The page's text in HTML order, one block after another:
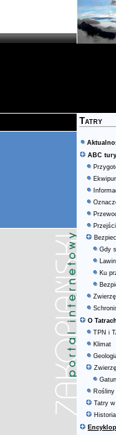
Tatry
ABC
Gdy
Ku
O Tatrach
TPN i
Klimat
Rośliny
Tatry
Historia